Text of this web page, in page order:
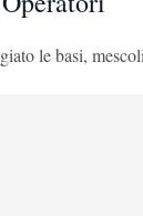
le basi,